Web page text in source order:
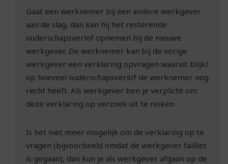
Gaat een werknemer bij een andere werkgever
aan de slag, dan kan hij het resterende
ouderschapsverlof opnemen bij de nieuwe
werkgever. De werknemer kan bij de vorige
werkgever een verklaring opvragen waaruit blijkt
op hoeveel ouderschapsverlof de werknemer nog
recht heeft. Als werkgever ben je verplicht om
deze verklaring op verzoek uit te reiken.
Is het niet meer mogelijk om de verklaring op te
vragen (bijvoorbeeld omdat de werkgever failliet
is gegaan), dan kun je als werkgever afgaan op de